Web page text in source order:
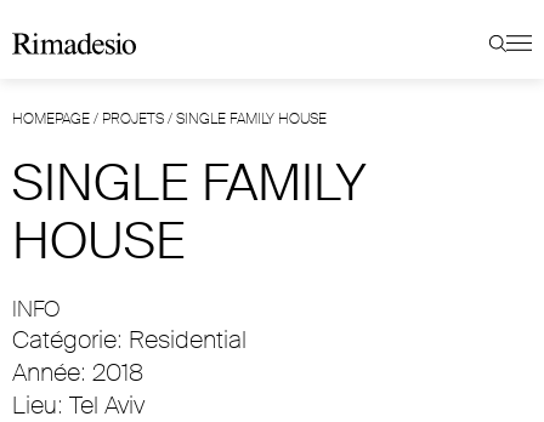
HOMEPAGE/ PROJETS/SINGLE FAMILY HOUSE
SINGLE FAMILY
HOUSE
INFO
Catégorie: Residential
Année: 2018
Lieu: Tel Aviv